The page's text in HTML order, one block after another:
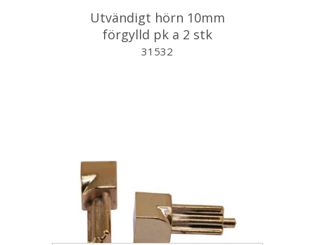
Utvändigt hörn 10mm
förgylld pk a 2 stk
31532